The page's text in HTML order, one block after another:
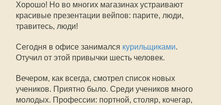
Хорошо! Но во многих магазинах устраивают
красивые презентации вейпов: парите, люди,
травитесь, люди!
Сегодня в офисе занимался курильщиками.
Отучил от этой привычки шесть человек.
Вечером, как всегда, смотрел список новых
учеников. Приятно было. Среди учеников много
молодых. Профессии: портной, столяр, кочегар,